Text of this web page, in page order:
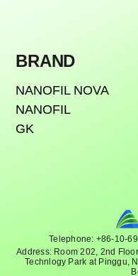
BRAND
NANOFIL NOVA
NANOFIL
GK
Telephone: +86-10-
Address: Room 202, 2nd
Technlogy Park at Pinggu,